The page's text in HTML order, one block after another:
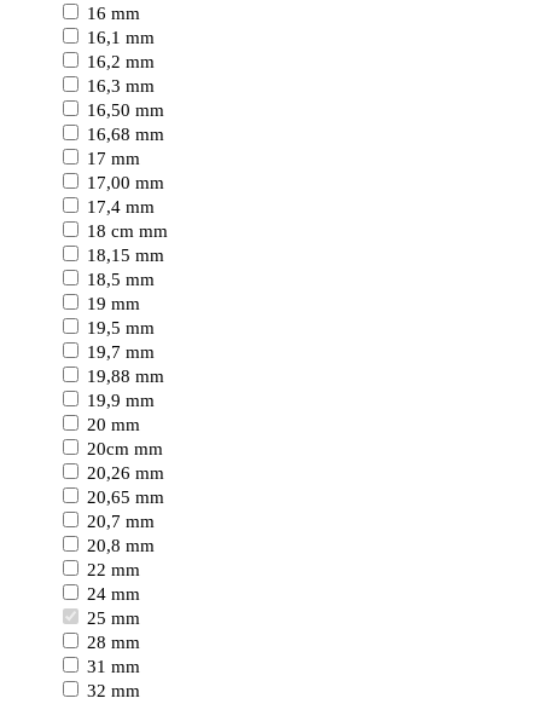
16 mm
16,1 mm
16,2 mm
16,3 mm
16,50 mm
16,68 mm
17 mm
17,00 mm
17,4 mm
18 cm mm
18,15 mm
18,5 mm
19 mm
19,5 mm
19,7 mm
19,88 mm
19,9 mm
20 mm
20cm mm
20,26 mm
20,65 mm
20,7 mm
20,8 mm
22 mm
24 mm
25 mm
28 mm
31 mm
32 mm